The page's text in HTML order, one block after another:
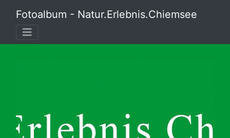
Fotoalbum - Natur.Erlebnis.Chiemsee